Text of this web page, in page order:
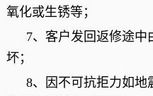
氧化或生锈等；
7、客户发回返修途中
坏；
8、因不可抗拒力如地